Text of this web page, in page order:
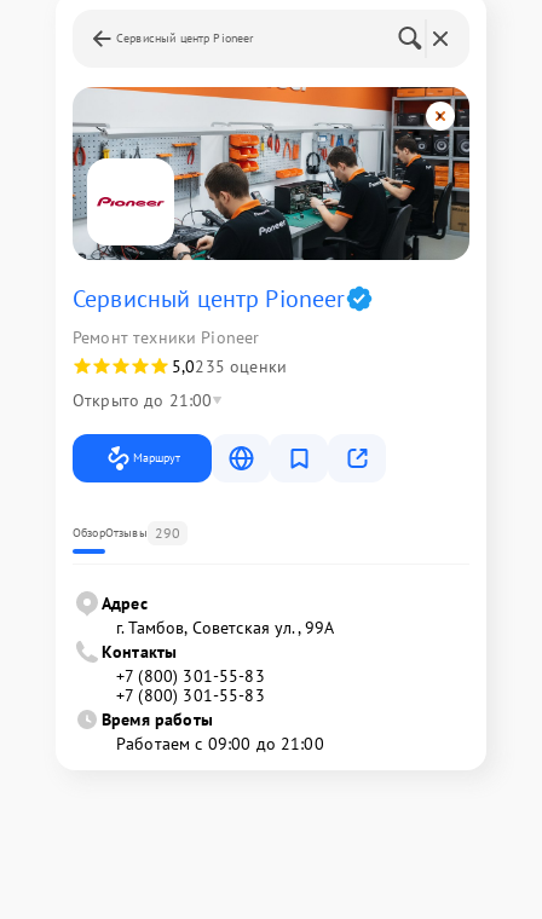
Сервисный центр Pioneer
Сервисный центр Pioneer
Ремонт техники Pioneer
5,0235 оценки
Открыто до 21:00
Маршрут
ОбзорОтзывы 290
Адрес
г. Тамбов, Советская ул., 99А
Контакты
+7 (800) 301-55-83
+7 (800) 301-55-83
Время работы
Работаем с 09:00 до 21:00